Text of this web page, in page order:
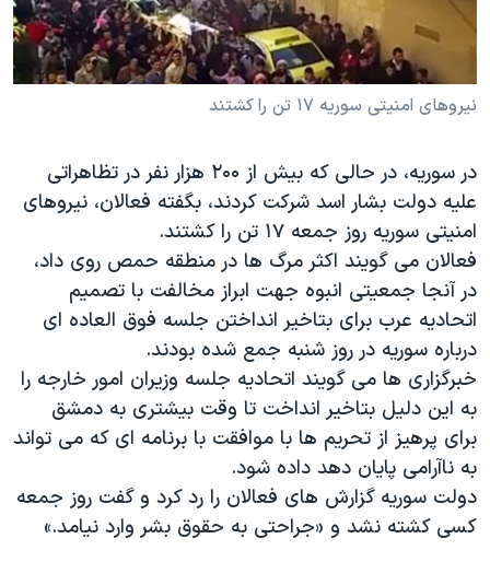
فرهنگ و زندگی
حقوق شهروندی
اقتصادی
اسرائیل در جنگ
گالری عکس
آرشیو پخش زنده
مستندها
انتخابات ریاست جمهوری آمریکا ۲۰۲۴
حمله جمهوری اسلامی به اسرائیل
ورزش زنان در ایران
اعتراضات زن، زندگی، آزادی
مجموعه مستندهای دادخواهی
تریبونال مردمی آبان ۹۸
دادگاه حمید نوری
چهل سال گروگان‌گیری
قانون شفافیت دارائی کادر رهبری ایران
اعتراضات مردمی آبان ۹۸
اسرائیل در جنگ
نرگس محمدی برنده جایزه نوبل صلح
دنبال کنید
زبانهای مختلف
نیروهای امنیتی سوریه ۱۷ تن را کشتند
در سوریه، در حالی که بیش از ۲۰۰ هزار نفر در تظاهراتی
علیه دولت بشار اسد شرکت کردند، بگفته فعالان، نیروهای
امنیتی سوریه روز جمعه ۱۷ تن را کشتند.
فعالان می گویند اکثر مرگ ها در منطقه حمص روی داد،
در آنجا جمعیتی انبوه جهت ابراز مخالفت با تصمیم
اتحادیه عرب برای بتاخیر انداختن جلسه فوق العاده ای
درباره سوریه در روز شنبه جمع شده بودند.
خبرگزاری ها می گویند اتحادیه جلسه وزیران امور خارجه را
به این دلیل بتاخیر انداخت تا وقت بیشتری به دمشق
برای پرهیز از تحریم ها با موافقت با برنامه ای که می تواند
به ناآرامی پایان دهد داده شود.
دولت سوریه گزارش های فعالان را رد کرد و گفت روز جمعه
کسی کشته نشد و «جراحتی به حقوق بشر وارد نیامد.»